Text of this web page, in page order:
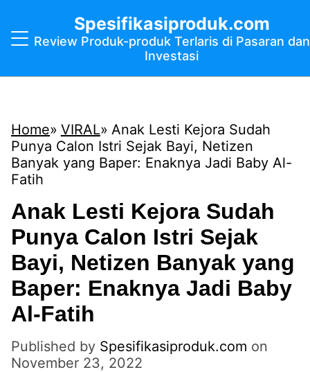
Spesifikasiproduk.com
Review Produk-produk Terlaris di Pasaran dan
Investasi
Home VIRAL
Anak Lesti Kejora Sudah
Punya Calon Istri Sejak Bayi, Netizen
Banyak yang Baper: Enaknya Jadi Baby Al-
Fatih
Anak Lesti Kejora Sudah
Punya Calon Istri Sejak
Bayi, Netizen Banyak yang
Baper: Enaknya Jadi Baby
Al-Fatih
Published by Spesifikasiproduk.com on
November 23, 2022